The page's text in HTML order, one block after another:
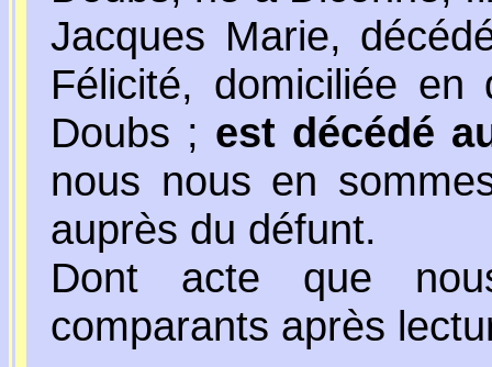
Jacques Marie,
Félicité, domiciliée
Doubs ; est décédé
nous nous en
auprès du défunt.
Dont acte que
comparants après